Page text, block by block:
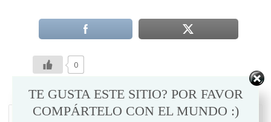
0
NAVEGACIÓN
El universo femenino y la
Frases Eva Perón
TE GUSTA ESTE SITIO? POR FAVOR
COMPÁRTELO CON EL MUNDO :)